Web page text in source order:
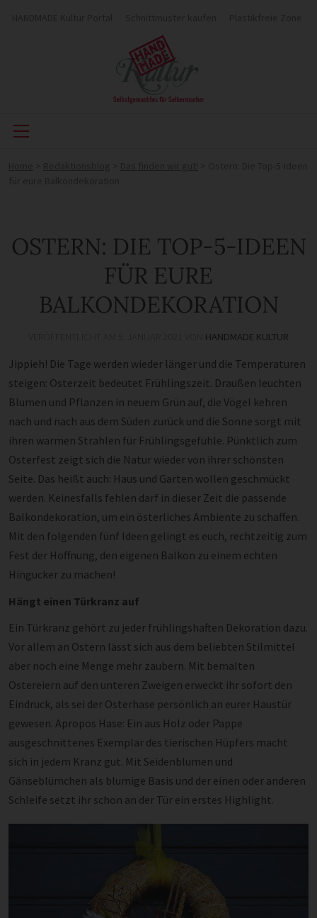
OSTERN: DIE TOP-5-IDEEN
FÜR EURE
BALKONDEKORATION
HANDMADE KULTUR
Jippieh! Die Tage werden wieder länger und die Temperaturen
steigen: Osterzeit bedeutet Frühlingszeit. Draußen leuchten
Blumen und Pflanzen in neuem Grün auf, die Vögel kehren
nach und nach aus dem Süden zurück und die Sonne sorgt mit
ihren warmen Strahlen für Frühlingsgefühle. Pünktlich zum
Osterfest zeigt sich die Natur wieder von ihrer schönsten
Seite. Das heißt auch: Haus und Garten wollen geschmückt
werden. Keinesfalls fehlen darf in dieser Zeit die passende
Balkondekoration, um ein österliches Ambiente zu schaffen.
Mit den folgenden fünf Ideen gelingt es euch, rechtzeitig zum
Fest der Hoffnung, den eigenen Balkon zu einem echten
Hingucker zu machen!
Hängt einen Türkranz auf
Ein Türkranz gehört zu jeder frühlingshaften Dekoration dazu.
Vor allem an Ostern lässt sich aus dem beliebten Stilmittel
aber noch eine Menge mehr zaubern. Mit bemalten
Ostereiern auf den unteren Zweigen erweckt ihr sofort den
Eindruck, als sei der Osterhase persönlich an eurer Haustür
gewesen. Apropos Hase: Ein aus Holz oder Pappe
ausgeschnittenes Exemplar des tierischen Hüpfers macht
sich in jedem Kranz gut. Mit Seidenblumen und
Gänseblümchen als blumige Basis und der einen oder anderen
Schleife setzt ihr schon an der Tür ein erstes Highlight.